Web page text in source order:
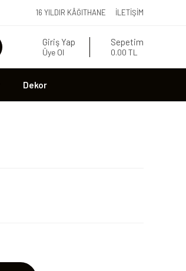
16 YILDIR KÂĞITHANE İLETIŞIM
Giriş Yap
Üye Ol
Sepetim
0.00 TL
Dekor